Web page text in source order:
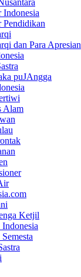
Indonesia
Pendidikan
dan Para Apresian
puJAngga
Alam
Ketjil
Indonesia